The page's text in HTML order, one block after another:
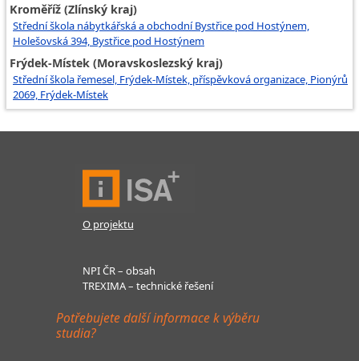
Kroměříž (Zlínský kraj)
Střední škola nábytkářská a obchodní Bystřice pod Hostýnem,
Holešovská 394, Bystřice pod Hostýnem
Frýdek-Místek (Moravskoslezský kraj)
Střední škola řemesel, Frýdek-Místek, příspěvková organizace, Pionýrů
2069, Frýdek-Místek
O projektu
NPI ČR – obsah
TREXIMA – technické řešení
Potřebujete další informace k výběru
studia?